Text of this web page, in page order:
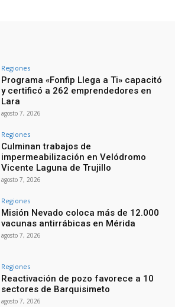
Regiones
Programa «Fonfip Llega a Ti» capacitó
y certificó a 262 emprendedores en
Lara
agosto 7, 2026
Regiones
Culminan trabajos de
impermeabilización en Velódromo
Vicente Laguna de Trujillo
agosto 7, 2026
Regiones
Misión Nevado coloca más de 12.000
vacunas antirrábicas en Mérida
agosto 7, 2026
Regiones
Reactivación de pozo favorece a 10
sectores de Barquisimeto
agosto 7, 2026